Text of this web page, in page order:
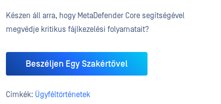
Készen áll arra, hogy MetaDefender Core segítségével
megvédje kritikus fájlkezelési folyamatait?
Beszéljen Egy Szakértővel
Címkék: Ügyféltörténetek